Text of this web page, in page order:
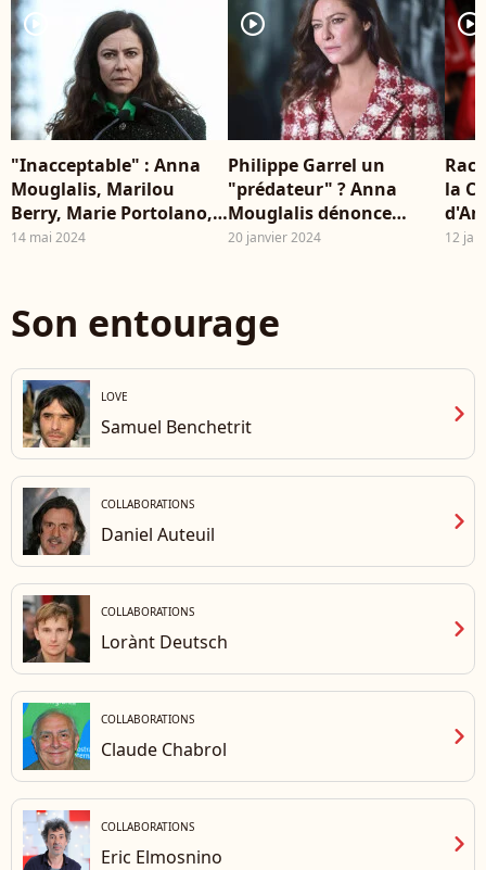
player2
"Inacceptable" : Anna
Mouglalis, Marilou
Berry, Marie Portolano,
Emmanuelle Béart... la
14 mai 2024
player2
Philippe Garrel un
"prédateur" ? Anna
Mouglalis dénonce
l'attitude du réalisateur
20 janvier 2024
player2
la
12
Son entourage
LOVE
Samuel Benchetrit chevron_right
COLLABORATIONS
Daniel Auteuil chevron_right
COLLABORATIONS
Lorànt Deutsch chevron_right
COLLABORATIONS
Claude Chabrol chevron_right
COLLABORATIONS
Eric Elmosnino chevron_right